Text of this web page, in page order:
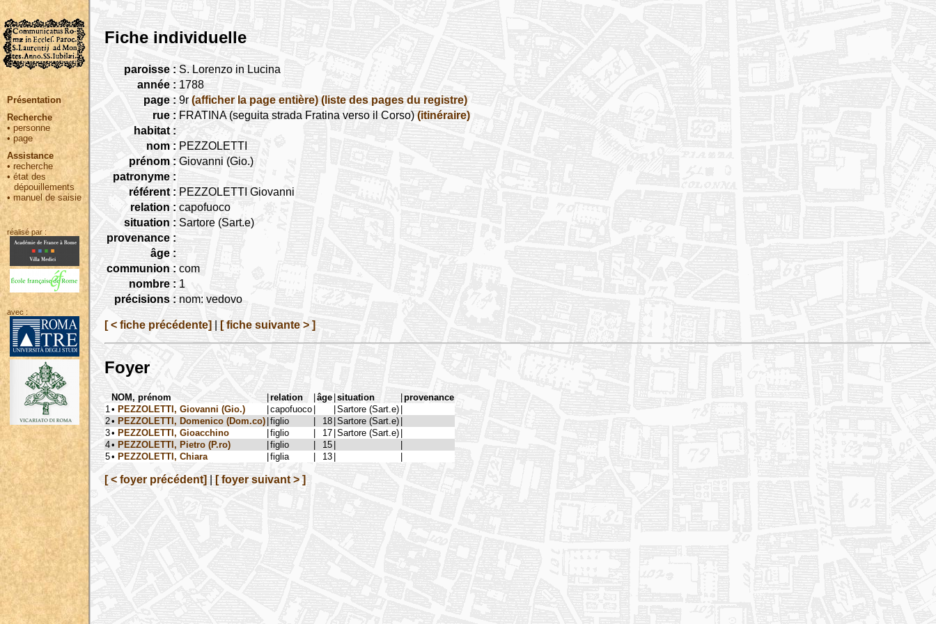
Présentation
Recherche
• personne
•page
Assistance
• recherche
•état des
dépouillements
•manuel de saisie
réalisé par :
avec :
Fiche individuelle
paroisse : S. Lorenzo in Lucina
année : 1788
page : 9r (afficher la page entière) (liste des pages du registre)
rue : FRATINA (seguita strada Fratina verso il Corso) (itinéraire)
habitat :
nom : PEZZOLETTI
prénom : Giovanni (Gio.)
patronyme :
référent : PEZZOLETTI Giovanni
relation : capofuoco
situation : Sartore (Sart.e)
provenance :
âge :
communion : com
nombre : 1
précisions : nom: vedovo
[ < fiche précédente] [ fiche suivante > ]
Foyer
NOM, prénom |relation |âge |situation |provenance
1 • PEZZOLETTI, Giovanni (Gio.) |capofuoco | |Sartore (Sart.e) |
2• PEZZOLETTI, Domenico (Dom.co) |figlio | 18 |Sartore (Sart.e) |
3• PEZZOLETTI, Gioacchino |figlio | 17 |Sartore (Sart.e) |
4• PEZZOLETTI, Pietro (P.ro) |figlio | 15 |
|
5• PEZZOLETTI, Chiara |figlia | 13 | |
[ < foyer précédent] [ foyer suivant > ]